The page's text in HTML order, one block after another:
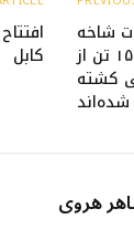
شاخه
نظامی القاعده ۱۵ تن از
کشته
شده‌اند
کابل
هروی